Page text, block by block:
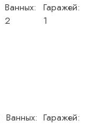
Ванных:
2
Гаражей:
1
Ванных: Гаражей: